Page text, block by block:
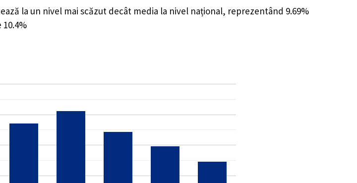
la un nivel mai scăzut decât media la nivel național, reprezentând 9.69%